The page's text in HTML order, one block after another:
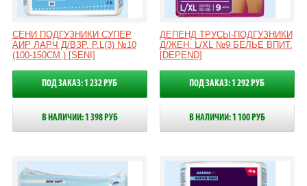
СЕНИ ПОДГУЗНИКИ СУПЕР
АИР ЛАРЧ Д/ВЗР. Р.L(3) №10
(100-150СМ.) [SENI]
ПОД ЗАКАЗ: 1 232 РУБ
В НАЛИЧИИ: 1 398 РУБ
ДЕПЕНД ТРУСЫ-ПОДГУЗНИКИ
Д/ЖЕН. L/XL №9 БЕЛЬЕ ВПИТ.
[DEPEND]
ПОД ЗАКАЗ: 1 292 РУБ
В НАЛИЧИИ: 1 100 РУБ